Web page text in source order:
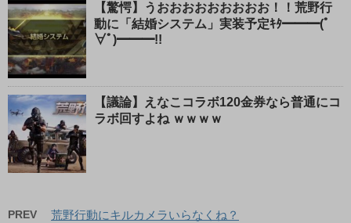
【驚愕】うおおおおおおおおお！！荒野行
動に「結婚システム」実装予定ｷﾀ━━━(ﾟ
∀ﾟ)━━━!!
【議論】えなこコラボ120金券なら普通にコ
ラボ回すよね ｗｗｗｗ
PREV 荒野行動にキルカメラいらなくね？